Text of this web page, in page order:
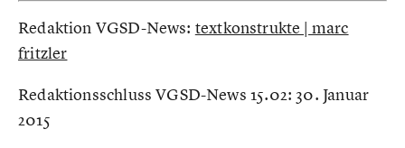
Redaktion VGSD-News: textkonstrukte | marc
fritzler
Redaktionsschluss VGSD-News 15.02: 30. Januar
2015